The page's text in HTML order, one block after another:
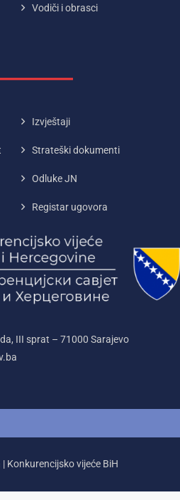
Vodiči i obrasci
Izvještaji
Strateški dokumenti
Odluke JN
Registar ugovora
III sprat – 71000‌ Sarajevo
Konkurencijsko vijeće BiH